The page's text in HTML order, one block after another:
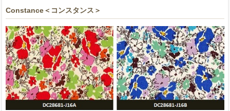
Constance＜コンスタンス＞